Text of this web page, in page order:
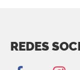
REDES